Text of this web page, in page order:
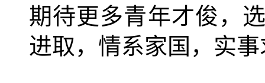
期待更多青年才俊，
进取，情系家国，实